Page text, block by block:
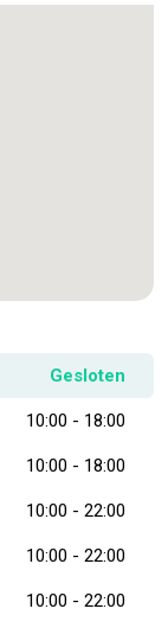
Gesloten
10:00 - 18:00
10:00 - 18:00
10:00 - 22:00
10:00 - 22:00
10:00 - 22:00